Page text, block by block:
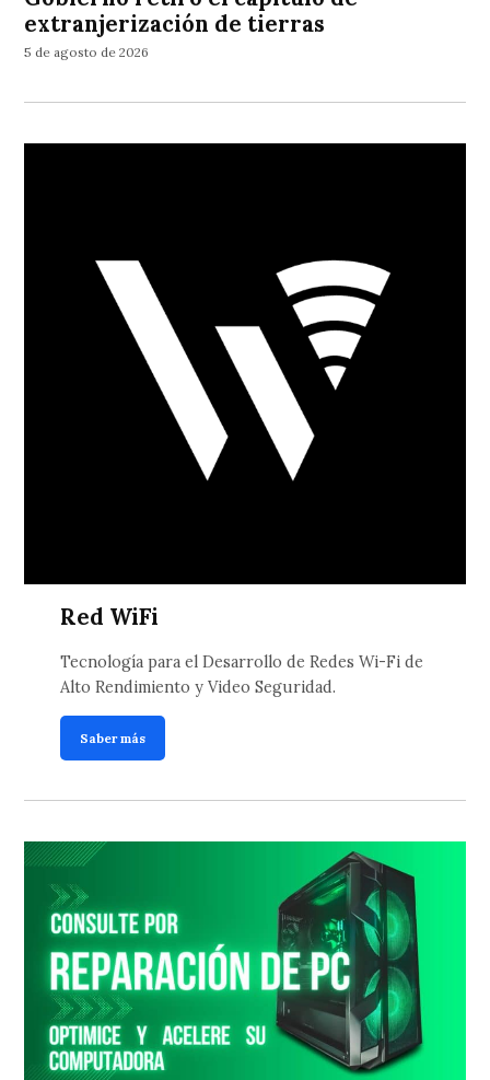
extranjerización de tierras
5 de agosto de 2026
Red WiFi
Tecnología para el Desarrollo de Redes Wi-Fi de
Alto Rendimiento y Video Seguridad.
Saber más